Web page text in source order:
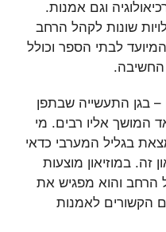
וגם אמנות.
שונות לקהל הרחב
לבתי הספר וכולל
החשיבה.
– בגן התעשייה שבתפן
המושך אליו רבים. מי
בגליל המערבי כדאי
זה. במוזיאון מוצעות
הרחב והוא מפגיש את
הקשורים לאמנות